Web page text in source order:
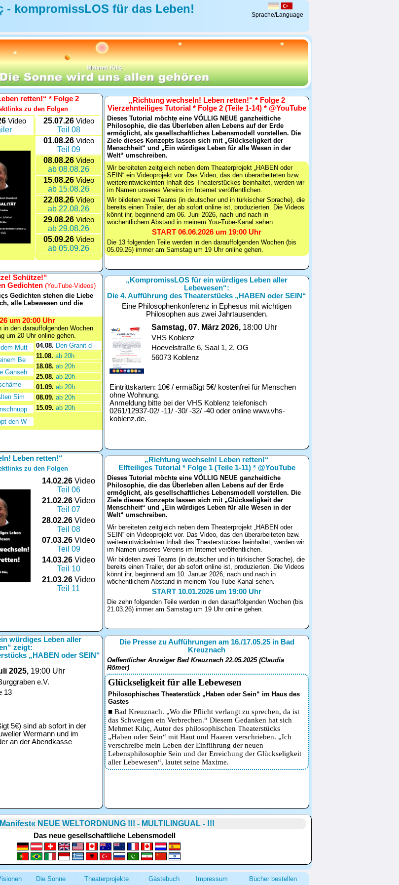
- kompromissLOS für das Leben! Sprache/Language
retten!“ * Folge 2
zu den Folgen
Video 25.07.26Video
Teil 08
01.08.26Video
Teil 09
08.08.26Video
ab 08.08.26
15.08.26Video
ab 15.08.26
22.08.26Video
ab 22.08.26
29.08.26Video
ab 29.08.26
05.09.26Video
ab 05.09.26
„Richtung wechseln! Leben retten!“ * Folge 2
Vierzehnteiliges Tutorial * Folge 2 (Teile 1-14) * @YouTube
Dieses Tutorial möchte eine VÖLLIG NEUE ganzheitliche
Philosophie, die das Überleben allen Lebens auf der Erde
ermöglicht, als gesellschaftliches Lebensmodell vorstellen. Die
Ziele dieses Konzepts lassen sich mit „Glückseligkeit der
Menschheit“ und „Ein würdiges Leben für alle Wesen in der
Welt“ umschreiben.
Wir bereiteten zeitgleich neben dem Theaterprojekt „HABEN oder
SEIN“ ein Videoprojekt vor. Das Video, das den überarbeiteten bzw.
weitereintwickelnten Inhalt des Theaterstückes beinhaltet, werden wir
im Namen unseres Vereins im Internet veröffentlichen.
Wir bildeten zwei Teams (in deutscher und in türkischer Sprache), die
bereits einen Trailer, der ab sofort online ist, produzierten. Die Videos
könnt ihr, beginnend am 06. Juni 2026, nach und nach in
wöchentlichem Abstand in meinem You-Tube-Kanal sehen.
START 06.06.2026 um 19:00 Uhr
Die 13 folgenden Teile werden in den darauffolgenden Wochen (bis
05.09.26) immer am Samstag um 19 Uhr online gehen.
Schütze!“
Gedichten (YouTube-Videos)
Gedichten stehen die Liebe
alle Lebewesen und die
um 20:00 Uhr
in den darauffolgenden Wochen
um 20 Uhr online gehen.
Mutt
Be
Gänseh
Sim
den W
04.08. Den Granit d
11.08. ab 20h
18.08. ab 20h
25.08. ab 20h
01.09. ab 20h
08.09. ab 20h
15.09. ab 20h
„KompromissLOS für ein würdiges Leben aller
Lebewesen“:
Die 4. Aufführung des Theaterstücks „HABEN oder SEIN“
Eine Philosophenkonferenz in Ephesus mit wichtigen
Philosophen aus zwei Jahrtausenden.
Samstag, 07. März 2026, 18:00 Uhr
VHS Koblenz
Hoevelstraße 6, Saal 1, 2. OG
56073 Koblenz
Eintrittskarten: 10€ / ermäßigt 5€/ kostenfrei für Menschen
ohne Wohnung.
Anmeldung bitte bei der VHS Koblenz telefonisch
0261/12937-02/ -11/ -30/ -32/ -40 oder online www.vhs-
koblenz.de.
Leben retten!“
zu den Folgen
14.02.26 Video
Teil 06
21.02.26 Video
Teil 07
28.02.26 Video
Teil 08
07.03.26 Video
Teil 09
14.03.26 Video
Teil 10
21.03.26 Video
Teil 11
„Richtung wechseln! Leben retten!“
Elfteiliges Tutorial * Folge 1 (Teile 1-11) * @YouTube
Dieses Tutorial möchte eine VÖLLIG NEUE ganzheitliche
Philosophie, die das Überleben allen Lebens auf der Erde
ermöglicht, als gesellschaftliches Lebensmodell vorstellen. Die
Ziele dieses Konzepts lassen sich mit „Glückseligkeit der
Menschheit“ und „Ein würdiges Leben für alle Wesen in der
Welt“ umschreiben.
Wir bereiteten zeitgleich neben dem Theaterprojekt „HABEN oder
SEIN“ ein Videoprojekt vor. Das Video, das den überarbeiteten bzw.
weitereintwickelnten Inhalt des Theaterstückes beinhaltet, werden wir
im Namen unseres Vereins im Internet veröffentlichen.
Wir bildeten zwei Teams (in deutscher und in türkischer Sprache), die
bereits einen Trailer, der ab sofort online ist, produzierten. Die Videos
könnt ihr, beginnend am 10. Januar 2026, nach und nach in
wöchentlichem Abstand in meinem You-Tube-Kanal sehen.
START 10.01.2026 um 19:00 Uhr
Die zehn folgenden Teile werden in den darauffolgenden Wochen (bis
21.03.26) immer am Samstag um 19 Uhr online gehen.
würdiges Leben aller
zeigt:
„HABEN oder SEIN“
2025, 19:00 Uhr
e.V.
13
5€) sind ab sofort in der
Wermann und im
an der Abendkasse
Die Presse zu Aufführungen am 16./17.05.25 in Bad
Kreuznach
Oeffentlicher Anzeiger Bad Kreuznach 22.05.2025 (Claudia
Römer)
Glückseligkeit für alle Lebewesen
Philosophisches Theaterstück „Haben oder Sein“ im Haus des
Gastes
■ Bad Kreuznach. „Wo die Pflicht verlangt zu sprechen, da ist
das Schweigen ein Verbrechen.“ Diesem Gedanken hat sich
Mehmet Kılıç, Autor des philosophischen Theaterstücks
„Haben oder Sein“ mit Haut und Haaren verschrieben. „Ich
verschreibe mein Leben der Einfiihrung der neuen
Lebensphilosophie Sein und der Erreichung der Glückseligkeit
aller Lebewesen“, lautet seine Maxime.
NEUE WELTORDNUNG !!! - MULTILINGUAL - !!!
Das neue gesellschaftliche Lebensmodell
Die Sonne Theaterprojekte Gästebuch Impressum Bücher bestellen